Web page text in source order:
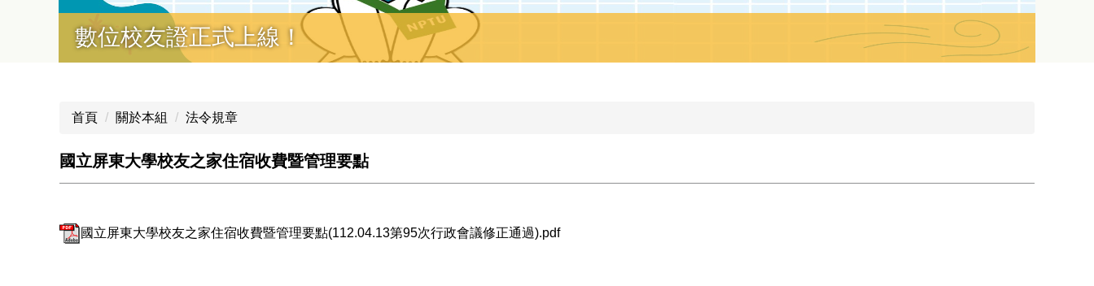
首頁 關於本組 法令規章
國立屏東大學校友之家住宿收費暨管理要點
國立屏東大學校友之家住宿收費暨管理要點(112.04.13第95次行政會議修正通過).pdf